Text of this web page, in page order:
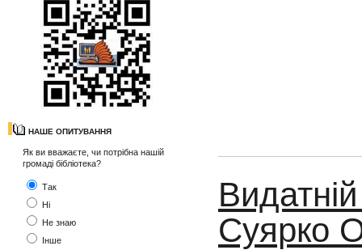
НАШЕ ОПИТУВАННЯ
Як ви вважаєте, чи потрібна нашій
громаді бібліотека?
Так
Ні
Не знаю
Інше
Суярко